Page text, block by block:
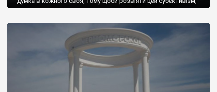
запрошую відвідати це